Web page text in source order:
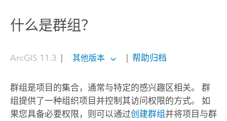
什么是群组？
ArcGIS 11.3 | 其他版本 | 帮助归档
群组是项目的集合，通常与特定的感兴趣区相关。 群
组提供了一种组织项目并控制其访问权限的方式。 如
果您具备必要权限，则可以通过创建群组 并将项目与群